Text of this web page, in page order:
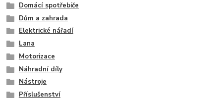
Domácí spotřebiče
Dům a zahrada
Elektrické nářadí
Lana
Motorizace
Náhradní díly
Nástroje
Příslušenství